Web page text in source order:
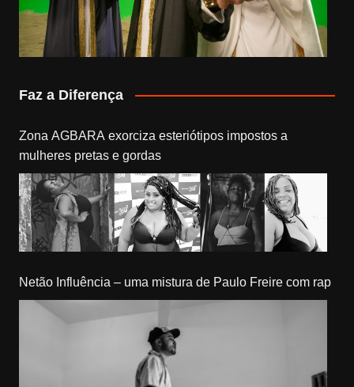
Faz a Diferença
Zona AGBARA exorciza esteriótipos impostos a
mulheres pretas e gordas
Netão Influência – uma mistura de Paulo Freire com rap